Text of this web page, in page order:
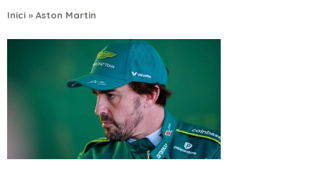
Inici »Aston Martin